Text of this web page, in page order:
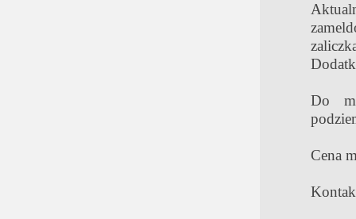
Do
Cena